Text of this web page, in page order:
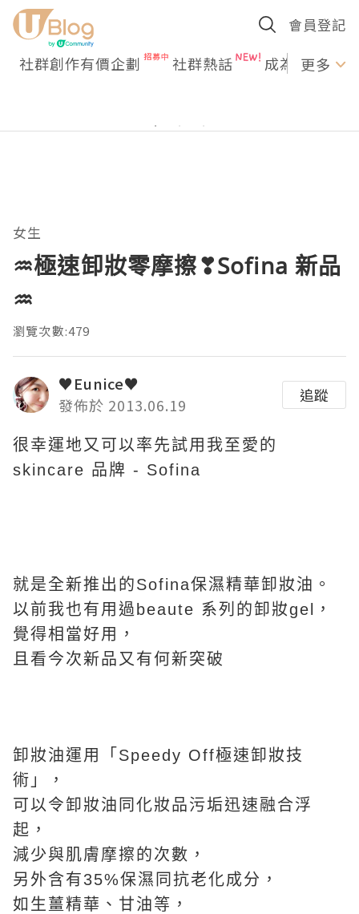
會員登記
社群創作有價企劃 社群熱話 成為U更多
女生
♒極速卸妝零摩擦❣Sofina 新品
♒
瀏覽次數:479
♥Eunice♥
發佈於 2013.06.19
追蹤
很幸運地又可以率先試用我至愛的
skincare 品牌 - Sofina
就是全新推出的Sofina保濕精華卸妝油。
以前我也有用過beaute 系列的卸妝gel，
覺得相當好用，
且看今次新品又有何新突破
卸妝油運用「Speedy Off極速卸妝技
術」，
可以令卸妝油同化妝品污垢迅速融合浮
起，
減少與肌膚摩擦的次數，
另外含有35%保濕同抗老化成分，
如生薑精華、甘油等，